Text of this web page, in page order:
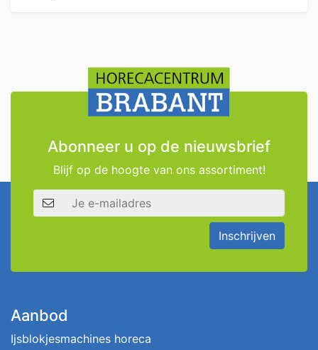
Abonneer u op de nieuwsbrief
Blijf op de hoogte van ons assortiment!
E-mailadres
Inschrijven
Aanbod
Ijsblokjesmachines horeca